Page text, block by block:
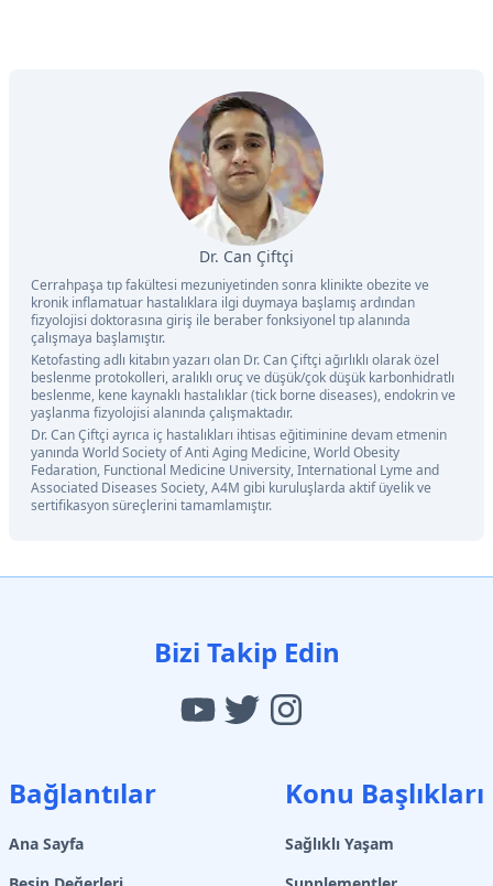
Dr. Can Çiftçi
Cerrahpaşa tıp fakültesi mezuniyetinden sonra klinikte obezite ve
kronik inflamatuar hastalıklara ilgi duymaya başlamış ardından
fizyolojisi doktorasına giriş ile beraber fonksiyonel tıp alanında
çalışmaya başlamıştır.
Ketofasting adlı kitabın yazarı olan Dr. Can Çiftçi ağırlıklı olarak özel
beslenme protokolleri, aralıklı oruç ve düşük/çok düşük karbonhidratlı
beslenme, kene kaynaklı hastalıklar (tick borne diseases), endokrin ve
yaşlanma fizyolojisi alanında çalışmaktadır.
Dr. Can Çiftçi ayrıca iç hastalıkları ihtisas eğitiminine devam etmenin
yanında World Society of Anti Aging Medicine, World Obesity
Fedaration, Functional Medicine University, International Lyme and
Associated Diseases Society, A4M gibi kuruluşlarda aktif üyelik ve
sertifikasyon süreçlerini tamamlamıştır.
Bizi Takip Edin
Bağlantılar
Ana Sayfa
Konu Başlıkları
Sağlıklı Yaşam